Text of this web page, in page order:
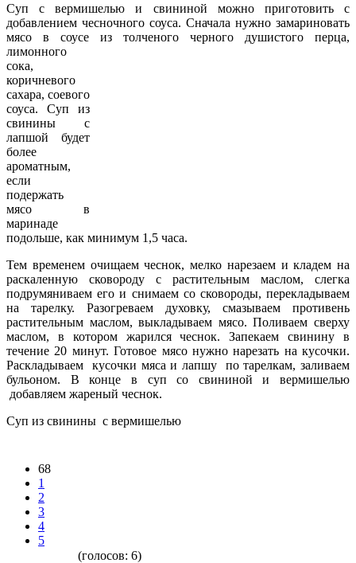
Суп с вермишелью и свининой можно приготовить с
добавлением чесночного соуса. Сначала нужно замариновать
мясо в соусе из толченого черного душистого перца,
лимонного
сока,
коричневого
сахара, соевого
соуса. Суп из
свинины с
лапшой будет
более
ароматным,
если
подержать
мясо в
маринаде
подольше, как минимум 1,5 часа.
Тем временем очищаем чеснок, мелко нарезаем и кладем на
раскаленную сковороду с растительным маслом, слегка
подрумяниваем его и снимаем со сковороды, перекладываем
на тарелку. Разогреваем духовку, смазываем противень
растительным маслом, выкладываем мясо. Поливаем сверху
маслом, в котором жарился чеснок. Запекаем свинину в
течение 20 минут. Готовое мясо нужно нарезать на кусочки.
Раскладываем кусочки мяса и лапшу по тарелкам, заливаем
бульоном. В конце в суп со свининой и вермишелью
добавляем жареный чеснок.
Суп из свинины с вермишелью
68
1
2
3
4
5
(голосов: 6)